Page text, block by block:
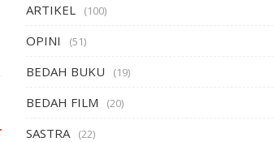
ARTIKEL (100)
OPINI (51)
BEDAH BUKU (19)
BEDAH FILM (20)
SASTRA (22)